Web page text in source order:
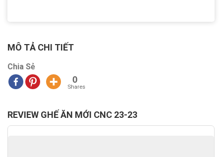
MÔ TẢ CHI TIẾT
Chia Sẻ
0
Shares
REVIEW GHẾ ĂN MỚI CNC 23-23